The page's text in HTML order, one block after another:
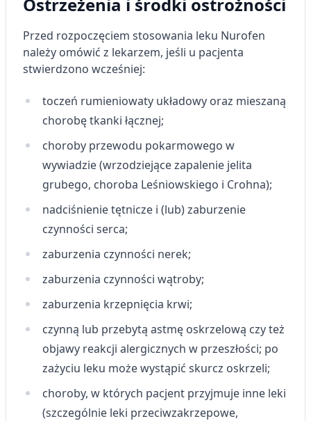
Przed rozpoczęciem stosowania leku Nurofen
należy omówić z lekarzem, jeśli u pacjenta
stwierdzono wcześniej:
toczeń rumieniowaty układowy oraz mieszaną
chorobę tkanki łącznej;
choroby przewodu pokarmowego w
wywiadzie (wrzodziejące zapalenie jelita
grubego, choroba Leśniowskiego i Crohna);
nadciśnienie tętnicze i (lub) zaburzenie
czynności serca;
zaburzenia czynności nerek;
zaburzenia czynności wątroby;
zaburzenia krzepnięcia krwi;
czynną lub przebytą astmę oskrzelową czy też
objawy reakcji alergicznych w przeszłości; po
zażyciu leku może wystąpić skurcz oskrzeli;
choroby, w których pacjent przyjmuje inne leki
(szczególnie leki przeciwzakrzepowe,